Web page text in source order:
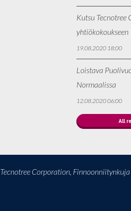
Kutsu Tecnotree
yhtiökokoukseen
19.08.2020 18:00
Loistava
Normaalissa
12.08.2020 06:00
All
Tecnotree Corporation,